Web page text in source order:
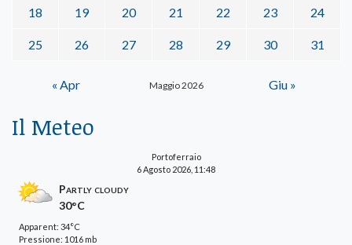
Maggio 2026
18 19 20 21 22 23 24
25 26 27 28 29 30 31
« Apr Giu »
Il Meteo
Portoferraio
6 Agosto 2026, 11:48
Partly cloudy
30°C
Apparent: 34°C
Pressione: 1016 mb